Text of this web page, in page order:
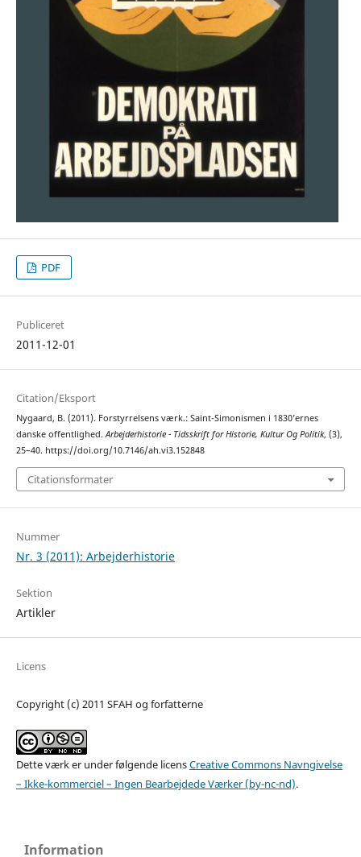
PDF
Publiceret
2011-12-01
Citation/Eksport
Nygaard, B. (2011). Forstyrrelsens værk.: Saint-Simonismen i 1830’ernes
danske offentlighed.Arbejderhistorie - Tidsskrift for Historie, Kultur Og Politik, (3),
25–40. https://doi.org/10.7146/ah.vi3.152848
Citationsformater
Nummer
Nr. 3 (2011): Arbejderhistorie
Sektion
Artikler
Licens
Copyright (c) 2011 SFAH og forfatterne
Dette værk er under følgende licensCreative Commons Navngivelse
– Ikke-kommerciel – Ingen Bearbejdede Værker (by-nc-nd).
Information